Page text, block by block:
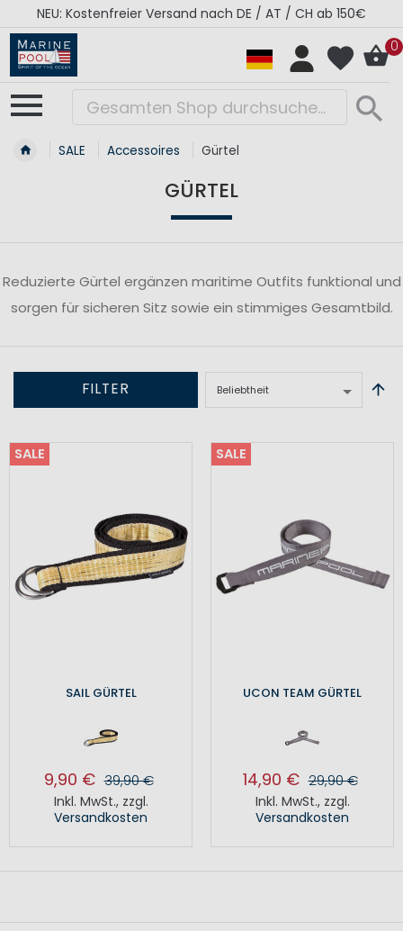
NEU: Kostenfreier Versand nach DE / AT / CH ab 150€
0
SALE Accessoires Gürtel
GÜRTEL
Reduzierte Gürtel ergänzen maritime Outfits funktional und
sorgen für sicheren Sitz sowie ein stimmiges Gesamtbild.
FILTER
SALE
SAIL GÜRTEL
9,90 € 39,90 €
Inkl. MwSt., zzgl.
Versandkosten
SALE
UCON TEAM GÜRTEL
14,90 € 29,90 €
Inkl. MwSt., zzgl.
Versandkosten